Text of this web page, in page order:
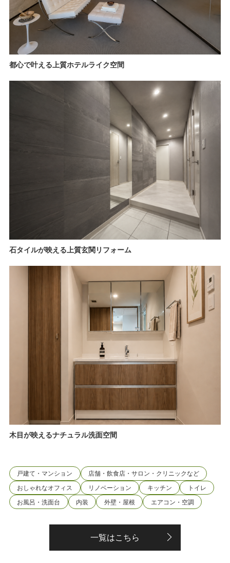
都心で叶える上質ホテルライク空間
石タイルが映える上質玄関リフォーム
木目が映えるナチュラル洗面空間
戸建て・マンション
店舗・飲食店・サロン・クリニックなど
おしゃれなオフィス
リノベーション キッチン
トイレ
お風呂・洗面台
内装 外壁・屋根 エアコン・空調
一覧はこちら